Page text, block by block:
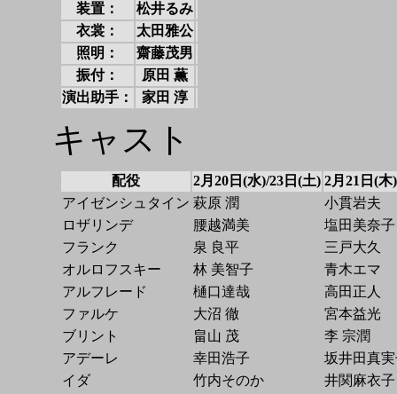
装置：
松井るみ
衣裳：
太田雅公
照明：
齋藤茂男
振付：
原田 薫
演出助手：
家田 淳
キャスト
配役 2月20日(水)/23日(土) 2月21日(木
アイゼンシュタイン 萩原 潤
小貫岩夫
ロザリンデ
腰越満美
塩田美奈子
フランク
泉 良平
三戸大久
オルロフスキー
林 美智子
青木エマ
アルフレード
樋口達哉
高田正人
ファルケ
大沼 徹
宮本益光
ブリント
畠山 茂
李 宗潤
アデーレ
幸田浩子
坂井田真
イダ
竹内そのか
井関麻衣子